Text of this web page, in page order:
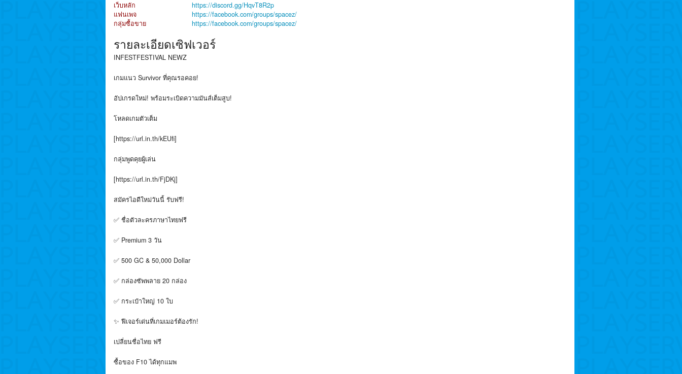
เว็บหลัก
https://discord.gg/HqvT8R2p
แฟนเพจ
https://facebook.com/groups/spacez/
กลุ่มซื้อขาย
https://facebook.com/groups/spacez/
รายละเอียดเซิฟเวอร์
INFESTFESTIVAL NEWZ
เกมแนว Survivor ที่คุณรอคอย!
อัปเกรดใหม่! พร้อมระเบิดความมันส์เต็มสูบ!
โหลดเกมตัวเต็ม
[https://url.in.th/kEUfi]
กลุ่มพูดคุยผู้เล่น
[https://url.in.th/FjDKj]
สมัครไอดีใหม่วันนี้ รับฟรี!
✅ ชื่อตัวละครภาษาไทยฟรี
✅ Premium 3 วัน
✅ 500 GC & 50,000 Dollar
✅ กล่องซัพพลาย 20 กล่อง
✅ กระเป๋าใหญ่ 10 ใบ
✨ ฟีเจอร์เด่นที่เกมเมอร์ต้องรัก!
เปลี่ยนชื่อไทย ฟรี
ซื้อของ F10 ได้ทุกแมพ